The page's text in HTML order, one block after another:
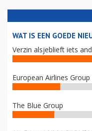
WAT IS EEN GOEDE
Verzin alsjeblieft iets
European Airlines Group
The Blue Group